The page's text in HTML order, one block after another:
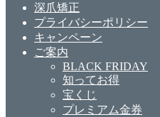
深爪矯正
プライバシーポリシー
キャンペーン
ご案内
BLACK FRIDAY
知ってお得
宝くじ
プレミアム金券